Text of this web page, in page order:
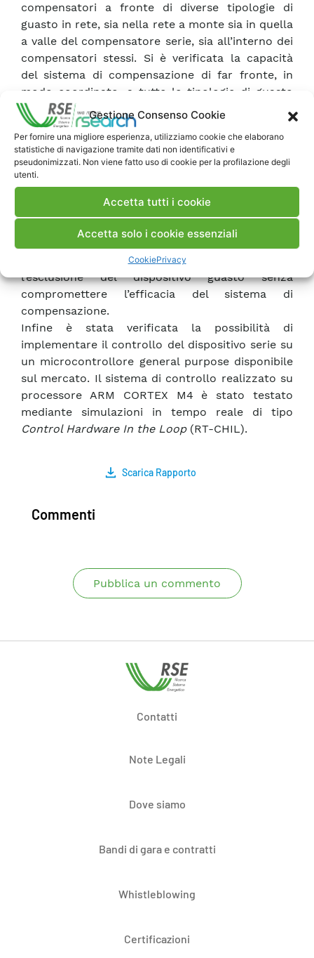
Gestione Consenso Cookie
Per fornire una migliore esperienza, utilizziamo cookie che elaborano
statistiche di navigazione tramite dati non identificativi e
pseudonimizzati. Non viene fatto uso di cookie per la profilazione degli
utenti.
Accetta tutti i cookie
Accetta solo i cookie essenziali
CookiePrivacy
compensatori a fronte di diverse tipologie di
guasto in rete, sia nella rete a monte sia in quella
a valle del compensatore serie, sia all’interno dei
compensatori stessi. Si è verificata la capacità
del sistema di compensazione di far fronte, in
modo coordinato, a tutte le tipologie di guasto
ipotizzate. Inizialmente sono state valutate le
prestazioni del sistema di compensazione in
assenza di un coordinamento tra le singole
macchine, quest’ulitmo introdotto
successivamente con la possibilità di scambiare
funzioni atte ad incrementare le prestazioni
complessive del sistema. Inoltre, sono state
interno ai compensatori, consentendo
l’esclusione del dispositivo guasto senza
compromettere l’efficacia del sistema di
compensazione.
Infine è stata verificata la possibilità di
implementare il controllo del dispositivo serie su
un microcontrollore general purpose disponibile
sul mercato. Il sistema di controllo realizzato su
processore ARM CORTEX M4 è stato testato
mediante simulazioni in tempo reale di tipo
Control Hardware In the Loop (RT-CHIL).
Scarica Rapporto
Commenti
Pubblica un commento
Contatti
Note Legali
Dove siamo
Bandi di gara e contratti
Whistleblowing
Certificazioni